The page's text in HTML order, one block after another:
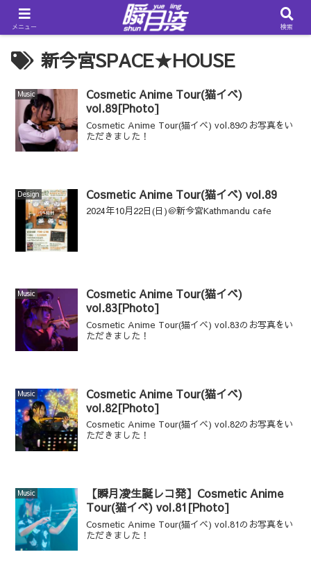
新今宮SPACE★HOUSE
Music
Cosmetic Anime Tour(猫イベ)
vol.89[Photo]
Cosmetic Anime Tour(猫イベ) vol.89のお写真をい
ただきました！
Design Cosmetic Anime Tour(猫イベ) vol.89
2024年10月22日(日)＠新今宮Kathmandu cafe
Music
Cosmetic Anime Tour(猫イベ)
vol.83[Photo]
Cosmetic Anime Tour(猫イベ) vol.83のお写真をい
ただきました！
Music
Cosmetic Anime Tour(猫イベ)
vol.82[Photo]
Cosmetic Anime Tour(猫イベ) vol.82のお写真をい
ただきました！
Music
【瞬月凌生誕レコ発】Cosmetic Anime
Tour(猫イベ) vol.81[Photo]
Cosmetic Anime Tour(猫イベ) vol.81のお写真をい
ただきました！
メニュー 検索